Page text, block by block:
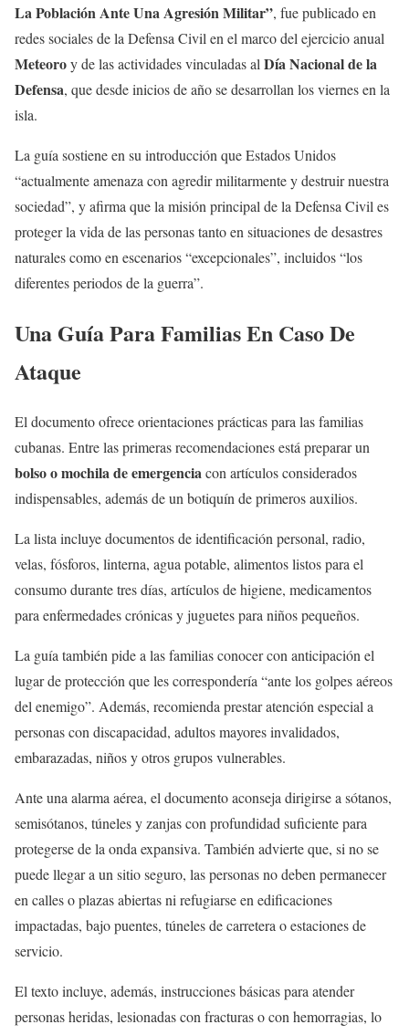
La Población Ante Una Agresión Militar”, fue publicado en
redes sociales de la Defensa Civil en el marco del ejercicio anual
Meteoroy de las actividades vinculadas al Día Nacional de la
Defensa, que desde inicios de año se desarrollan los viernes en la
isla.
La guía sostiene en su introducción que Estados Unidos
“actualmente amenaza con agredir militarmente y destruir nuestra
sociedad”, y afirma que la misión principal de la Defensa Civil es
proteger la vida de las personas tanto en situaciones de desastres
naturales como en escenarios “excepcionales”, incluidos “los
diferentes periodos de la guerra”.
Una Guía Para Familias En Caso De
Ataque
El documento ofrece orientaciones prácticas para las familias
cubanas. Entre las primeras recomendaciones está preparar un
bolso o mochila de emergenciacon artículos considerados
indispensables, además de un botiquín de primeros auxilios.
La lista incluye documentos de identificación personal, radio,
velas, fósforos, linterna, agua potable, alimentos listos para el
consumo durante tres días, artículos de higiene, medicamentos
para enfermedades crónicas y juguetes para niños pequeños.
La guía también pide a las familias conocer con anticipación el
lugar de protección que les correspondería “ante los golpes aéreos
del enemigo”. Además, recomienda prestar atención especial a
personas con discapacidad, adultos mayores invalidados,
embarazadas, niños y otros grupos vulnerables.
Ante una alarma aérea, el documento aconseja dirigirse a sótanos,
semisótanos, túneles y zanjas con profundidad suficiente para
protegerse de la onda expansiva. También advierte que, si no se
puede llegar a un sitio seguro, las personas no deben permanecer
en calles o plazas abiertas ni refugiarse en edificaciones
impactadas, bajo puentes, túneles de carretera o estaciones de
servicio.
El texto incluye, además, instrucciones básicas para atender
personas heridas, lesionadas con fracturas o con hemorragias, lo